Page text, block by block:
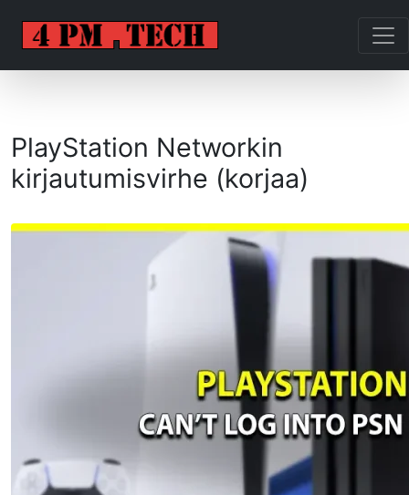
PlayStation Networkin
kirjautumisvirhe (korjaa)